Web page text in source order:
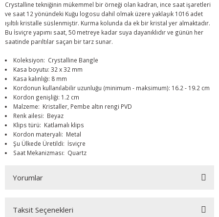
Crystalline tekniğinin mükemmel bir örneği olan kadran, ince saat işaretleri
ve saat 12 yönündeki Kuğu logosu dahil olmak üzere yaklaşık 1016 adet
ışıltılı kristalle süslenmiştir. Kurma kolunda da ek bir kristal yer almaktadır.
Bu İsviçre yapımı saat, 50 metreye kadar suya dayanıklıdır ve günün her
saatinde parıltılar saçan bir tarz sunar.
Koleksiyon: Crystalline Bangle
Kasa boyutu: 32 x 32 mm
Kasa kalınlığı: 8 mm
Kordonun kullanılabilir uzunluğu (minimum - maksimum): 16.2 - 19.2 cm
Kordon genişliği: 1.2 cm
Malzeme: Kristaller, Pembe altın rengi PVD
Renk ailesi: Beyaz
Klips türü: Katlamalı klips
Kordon materyali: Metal
Şu Ülkede Üretildi: İsviçre
Saat Mekanizması: Quartz
Yorumlar
Taksit Seçenekleri